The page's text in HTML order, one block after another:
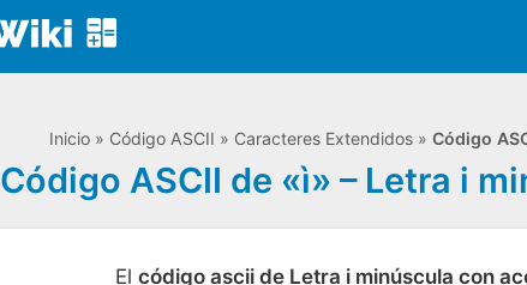
Inicio» Código ASCII » Caracteres Extendidos» Código
Código ASCII de «ì» – Letra i
El código ascii de Letra i minúscula con